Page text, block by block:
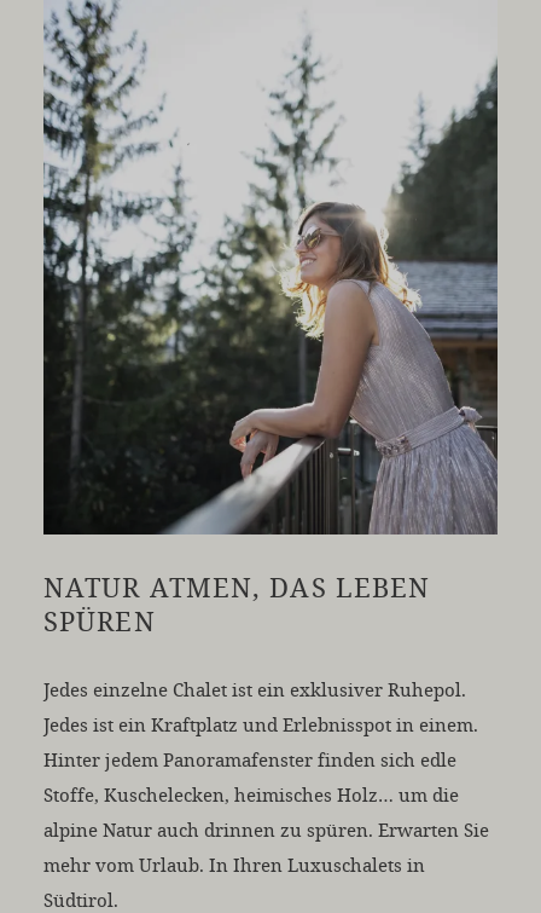
NATUR ATMEN, DAS LEBEN
SPÜREN
Jedes einzelne Chalet ist ein exklusiver Ruhepol.
Jedes ist ein Kraftplatz und Erlebnisspot in einem.
Hinter jedem Panoramafenster finden sich edle
Stoffe, Kuschelecken, heimisches Holz… um die
alpine Natur auch drinnen zu spüren. Erwarten Sie
mehr vom Urlaub. In Ihren Luxuschalets in
Südtirol.